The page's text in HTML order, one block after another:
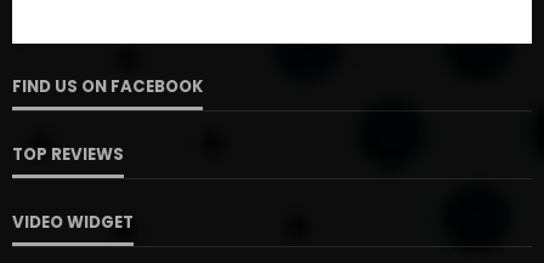
FIND US ON FACEBOOK
TOP REVIEWS
VIDEO WIDGET